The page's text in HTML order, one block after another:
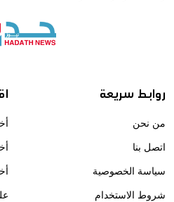
روابط سريعة
من نحن
اتصل بنا
سياسة الخصوصية
شروط الاستخدام